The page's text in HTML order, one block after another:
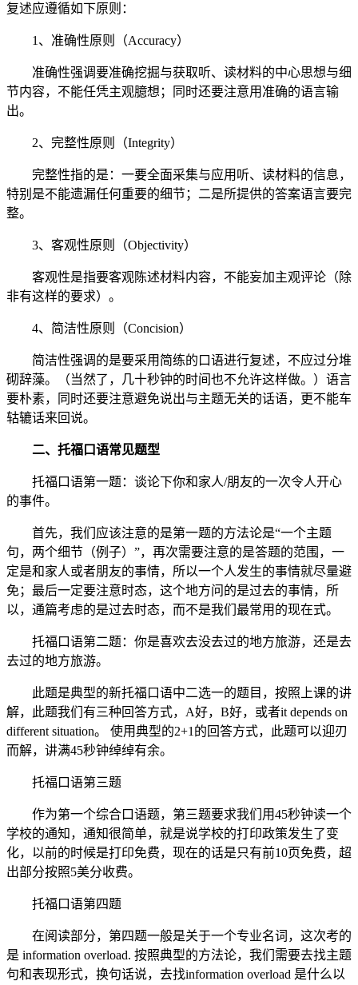
复述应遵循如下原则：
1、准确性原则（Accuracy）
准确性强调要准确挖掘与获取听、读材料的中心思想与细
节内容，不能任凭主观臆想；同时还要注意用准确的语言输
出。
2、完整性原则（Integrity）
完整性指的是：一要全面采集与应用听、读材料的信息，
特别是不能遗漏任何重要的细节；二是所提供的答案语言要完
整。
3、客观性原则（Objectivity）
客观性是指要客观陈述材料内容，不能妄加主观评论（除
非有这样的要求）。
4、简洁性原则（Concision）
简洁性强调的是要采用简练的口语进行复述，不应过分堆
砌辞藻。（当然了，几十秒钟的时间也不允许这样做。）语言
要朴素，同时还要注意避免说出与主题无关的话语，更不能车
轱辘话来回说。
二、托福口语常见题型
托福口语第一题：谈论下你和家人/朋友的一次令人开心
的事件。
首先，我们应该注意的是第一题的方法论是“一个主题
句，两个细节（例子）”，再次需要注意的是答题的范围，一
定是和家人或者朋友的事情，所以一个人发生的事情就尽量避
免；最后一定要注意时态，这个地方问的是过去的事情，所
以，通篇考虑的是过去时态，而不是我们最常用的现在式。
托福口语第二题：你是喜欢去没去过的地方旅游，还是去
去过的地方旅游。
此题是典型的新托福口语中二选一的题目，按照上课的讲
解，此题我们有三种回答方式，A好，B好，或者it depends on
different situation。 使用典型的2+1的回答方式，此题可以迎刃
而解，讲满45秒钟绰绰有余。
托福口语第三题
作为第一个综合口语题，第三题要求我们用45秒钟读一个
学校的通知，通知很简单，就是说学校的打印政策发生了变
化，以前的时候是打印免费，现在的话是只有前10页免费，超
出部分按照5美分收费。
托福口语第四题
在阅读部分，第四题一般是关于一个专业名词，这次考的
是 information overload. 按照典型的方法论，我们需要去找主题
句和表现形式，换句话说，去找information overload 是什么以